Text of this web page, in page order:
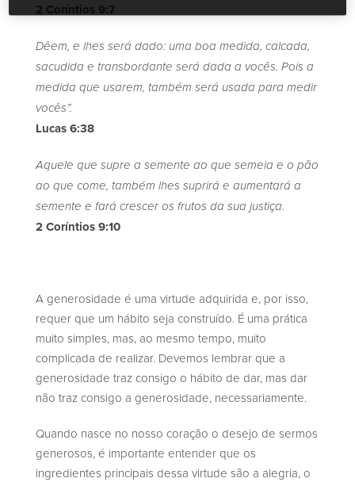
2 Coríntios 9:7
Dêem, e lhes será dado: uma boa medida, calcada,
sacudida e transbordante será dada a vocês. Pois a
medida que usarem, também será usada para medir
vocês”.
Lucas 6:38
Aquele que supre a semente ao que semeia e o pão
ao que come, também lhes suprirá e aumentará a
semente e fará crescer os frutos da sua justiça.
2 Coríntios 9:10
A generosidade é uma virtude adquirida e, por isso,
requer que um hábito seja construído. É uma prática
muito simples, mas, ao mesmo tempo, muito
complicada de realizar. Devemos lembrar que a
generosidade traz consigo o hábito de dar, mas dar
não traz consigo a generosidade, necessariamente.
Quando nasce no nosso coração o desejo de sermos
generosos, é importante entender que os
ingredientes principais dessa virtude são a alegria, o